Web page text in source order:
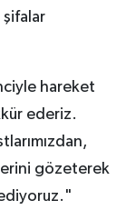
şifalar
hareket
ederiz.
gözeterek